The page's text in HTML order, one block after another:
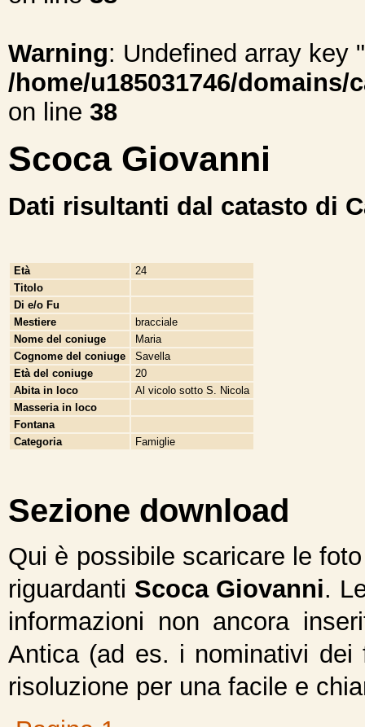
Warning: Undefined array key
/home/u185031746/
on line 38
Scoca Giovanni
Dati risultanti dal catasto di
Età
24
Titolo
Di e/o Fu
Mestiere
bracciale
Nome del coniuge
Maria
Cognome del coniuge
Savella
Età del coniuge
20
Abita in loco
Al vicolo sotto S. Nicola
Masseria in loco
Fontana
Categoria
Famiglie
Sezione download
Qui è possibile scaricare le
riguardanti Scoca Giovanni.
informazioni non ancora
Antica (ad es. i nominativi
risoluzione per una facile e